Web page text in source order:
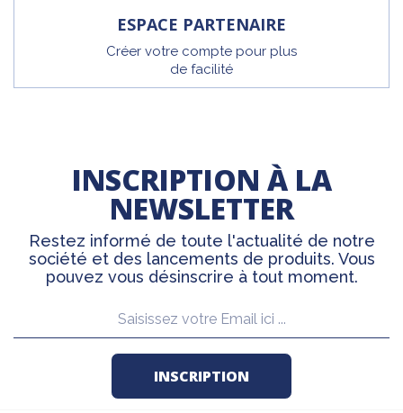
ESPACE PARTENAIRE
Créer votre compte pour plus
de facilité
INSCRIPTION À LA
NEWSLETTER
Restez informé de toute l'actualité de notre
société et des lancements de produits. Vous
pouvez vous désinscrire à tout moment.